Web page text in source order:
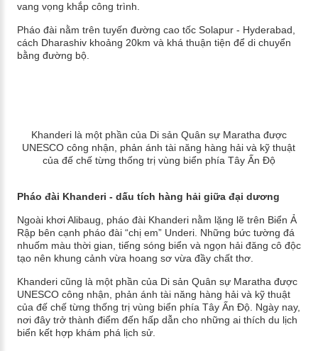
vang vọng khắp công trình.
Pháo đài nằm trên tuyến đường cao tốc Solapur - Hyderabad,
cách Dharashiv khoảng 20km và khá thuận tiện để di chuyển
bằng đường bộ.
Khanderi là một phần của Di sản Quân sự Maratha được
UNESCO công nhận, phản ánh tài năng hàng hải và kỹ thuật
của đế chế từng thống trị vùng biển phía Tây Ấn Độ
Pháo đài Khanderi - dấu tích hàng hải giữa đại dương
Ngoài khơi Alibaug, pháo đài Khanderi nằm lặng lẽ trên Biển Ả
Rập bên cạnh pháo đài “chị em” Underi. Những bức tường đá
nhuốm màu thời gian, tiếng sóng biển và ngọn hải đăng cô độc
tạo nên khung cảnh vừa hoang sơ vừa đầy chất thơ.
Khanderi cũng là một phần của Di sản Quân sự Maratha được
UNESCO công nhận, phản ánh tài năng hàng hải và kỹ thuật
của đế chế từng thống trị vùng biển phía Tây Ấn Độ. Ngày nay,
nơi đây trở thành điểm đến hấp dẫn cho những ai thích du lịch
biển kết hợp khám phá lịch sử.